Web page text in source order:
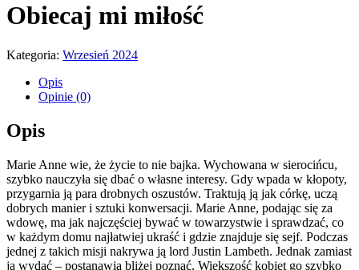
Obiecaj mi miłość
Kategoria: Wrzesień 2024
Opis
Opinie (0)
Opis
Marie Anne wie, że życie to nie bajka. Wychowana w sierocińcu,
szybko nauczyła się dbać o własne interesy. Gdy wpada w kłopoty,
przygarnia ją para drobnych oszustów. Traktują ją jak córkę, uczą
dobrych manier i sztuki konwersacji. Marie Anne, podając się za
wdowę, ma jak najczęściej bywać w towarzystwie i sprawdzać, co
w każdym domu najłatwiej ukraść i gdzie znajduje się sejf. Podczas
jednej z takich misji nakrywa ją lord Justin Lambeth. Jednak zamiast
ją wydać – postanawia bliżej poznać. Większość kobiet go szybko